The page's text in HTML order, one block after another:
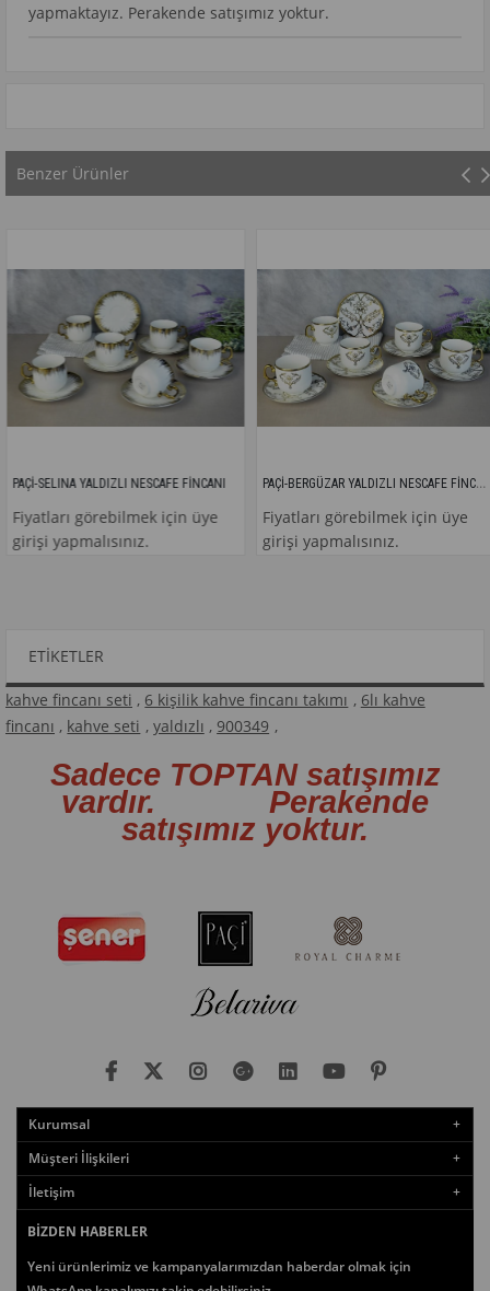
yapmaktayız. Perakende satışımız yoktur.
Benzer Ürünler
YALDIZLI NESCAFE FİNCANI
görebilmek için üye
yapmalısınız.
PAÇİ-BERGÜZAR YALDIZLI NESCAFE FİNCANI
Fiyatları görebilmek için üye
girişi yapmalısınız.
ETIKETLER
kahve fincanı seti , 6 kişilik kahve fincanı takımı , 6lı kahve
fincanı , kahve seti , yaldızlı , 900349 ,
Sadece TOPTAN satışımız
vardır. Perakende
satışımız yoktur.
Kurumsal
Müşteri İlişkileri
İletişim
BIZDEN HABERLER
Yeni ürünlerimiz ve kampanyalarımızdan haberdar olmak için